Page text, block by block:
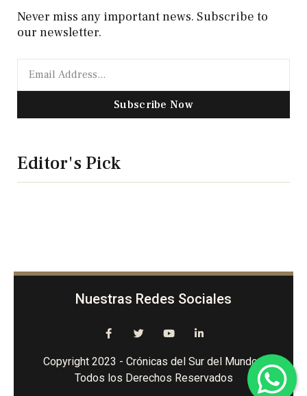
Never miss any important news. Subscribe to
our newsletter.
Subscribe Now
Editor's Pick
Nuestras Redes Sociales
Copyright 2023 - Crónicas del Sur del Mundo -
Todos los Derechos Reservados